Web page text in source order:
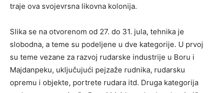
traje ova svojevrsna likovna kolonija.
Slika se na otvorenom od 27. do 31. jula, tehnika je
slobodna, a teme su podeljene u dve kategorije. U prvoj
su teme vezane za razvoj rudarske industrije u Boru i
Majdanpeku, uključujući pejzaže rudnika, rudarsku
opremu i objekte, portrete rudara itd. Druga kategorija